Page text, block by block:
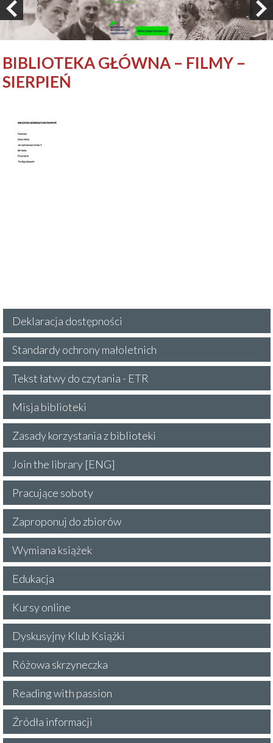
BIBLIOTEKA GŁÓWNA – FILMY –
SIERPIEŃ
Deklaracja dostępności
Standardy ochrony małoletnich
Tekst łatwy do czytania - ETR
Misja biblioteki
Zasady korzystania z biblioteki
Join the library [ENG]
Pracujące soboty
Zaproponuj do zbiorów
Wymiana książek
Edukacja
Kursy online
Dyskusyjny Klub Książki
Różowa skrzyneczka
Reading with passion
Źródła informacji